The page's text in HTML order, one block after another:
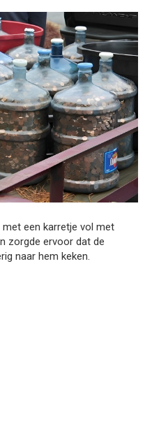
met een karretje vol met
zorgde ervoor dat de
naar hem keken.